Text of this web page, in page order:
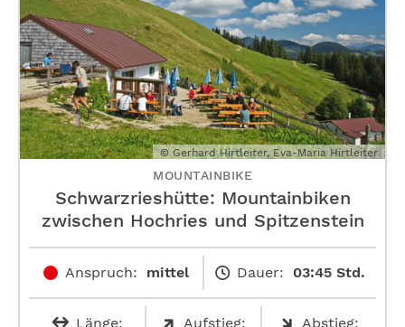
© Gerhard Hirtleiter, Eva-Maria Hirtleiter
MOUNTAINBIKE
Schwarzrieshütte: Mountainbiken
zwischen Hochries und Spitzenstein
Anspruch: mittel Dauer: 03:45 Std.
Länge:
Aufstieg:
Abstieg: